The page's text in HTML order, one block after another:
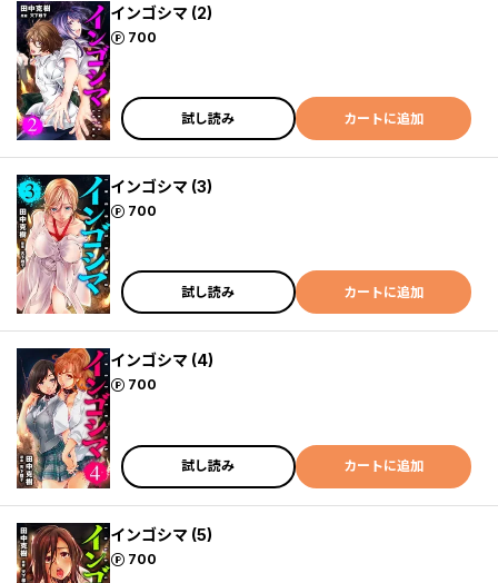
インゴシマ (2)
700
ポイント
試し読み カートに追加
インゴシマ (3)
700
ポイント
試し読み カートに追加
インゴシマ (4)
700
ポイント
試し読み カートに追加
インゴシマ (5)
700
ポイント